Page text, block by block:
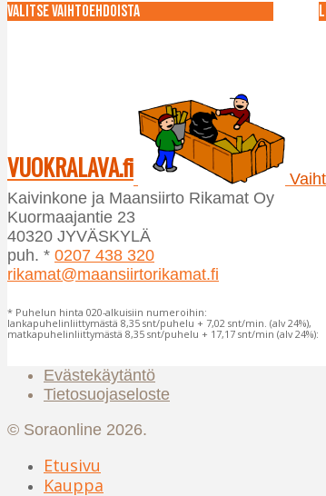
Valitse vaihtoehdoista
valinnat
tuotteen
sivulla.
VUOKRALAVA.fi
Kaivinkone ja Maansiirto Rikamat Oy
Kuormaajantie 23
40320 JYVÄSKYLÄ
puh. * 0207 438 320
rikamat@maansiirtorikamat.fi
* Puhelun hinta 020-alkuisiin numeroihin:
lankapuhelinliittymästä 8,35 snt/puhelu + 7,02 snt/min. (alv 24%),
matkapuhelinliittymästä 8,35 snt/puhelu + 17,17 snt/min (alv 24%):
Evästekäytäntö
Tietosuojaseloste
© Soraonline 2026.
Etusivu
Kauppa